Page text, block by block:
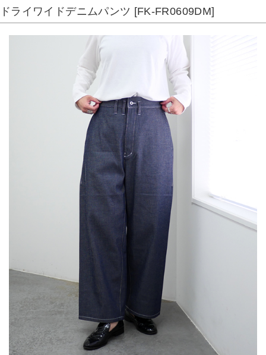
ドライワイドデニムパンツ [FK-FR0609DM]